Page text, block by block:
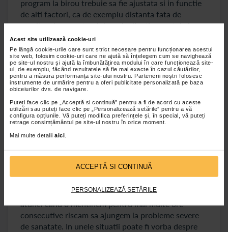
Acest site utilizează cookie-uri
Pe lângă cookie-urile care sunt strict necesare pentru funcționarea acestui
site web, folosim cookie-uri care ne ajută să înțelegem cum se navighează
pe site-ul nostru și ajută la îmbunătățirea modului în care funcționează site-
ul, de exemplu, făcând rezultatele să fie mai exacte în cazul căutărilor,
pentru a măsura performanța site-ului nostru. Partenerii noștri folosesc
instrumente de urmărire pentru a oferi publicitate personalizată pe baza
obiceiurilor dvs. de navigare.
Puteți face clic pe „Acceptă si continuă” pentru a fi de acord cu aceste
utilizări sau puteți face clic pe „Personalizează setările” pentru a vă
configura opțiunile. Vă puteți modifica preferințele și, în special, vă puteți
retrage consimțământul pe site-ul nostru în orice moment.
Mai multe detalii aici
ACCEPTĂ SI CONTINUĂ
PERSONALIZEAZĂ SETĂRILE
program la birou trebuie sa fie ajustata si in functie
de alti factori, ca de exemplu distanta fata de
monitorul computerului sau inclinatia acestuia in
raport cu ochii. Specialistii in domeniu sustin ca
trebuie sa va feriti ochii de lumina prea intensa si sa
mentineti o distanta de cel putin o jumatate de
metru intre ochi si monitor, avand grija ca inclinatia
sa fie de aproximativ 10 – 20 de grade.
Afectiuni care pot sa apara din cauza posturii
incorecte
In afara de disconfort, dureri de spate sau in zona
favorizeze si aparitia unor afectiuni ale sistemului
cardiovascular, al celui osos si al celui muscular.
atunci cand stam pe scaun este una nenaturala,
atunci cand o mentinem pentru mai multe ore
consecutive riscam sa ajungem la probleme severe
de sanatate. In unele situatii poate fi vorba despre